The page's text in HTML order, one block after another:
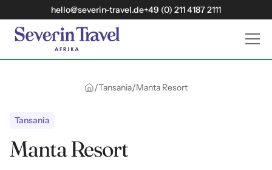
hello@severin-travel.de+49 (0) 211 4187 2111
/Tansania/Manta Resort
Tansania
Manta Resort